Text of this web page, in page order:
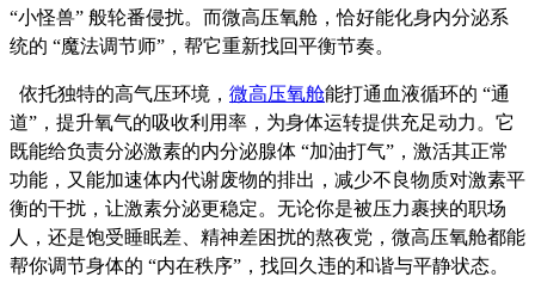
“小怪兽” 般轮番侵扰。而微高压氧舱，恰好能化身内分泌系
统的 “魔法调节师”，帮它重新找回平衡节奏。
依托独特的高气压环境， 微高压氧舱能打通血液循环的 “通
道”，提升氧气的吸收利用率，为身体运转提供充足动力。它
既能给负责分泌激素的内分泌腺体 “加油打气”，激活其正常
功能，又能加速体内代谢废物的排出，减少不良物质对激素平
衡的干扰，让激素分泌更稳定。无论你是被压力裹挟的职场
人，还是饱受睡眠差、精神差困扰的熬夜党，微高压氧舱都能
帮你调节身体的 “内在秩序”，找回久违的和谐与平静状态。